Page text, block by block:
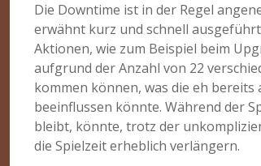
Die Downtime ist in der Regel
erwähnt kurz und schnell
Aktionen, wie zum Beispiel beim
aufgrund der Anzahl von 22
kommen können, was die eh
beeinflussen könnte. Während der
bleibt, könnte, trotz der
die Spielzeit erheblich verlängern.